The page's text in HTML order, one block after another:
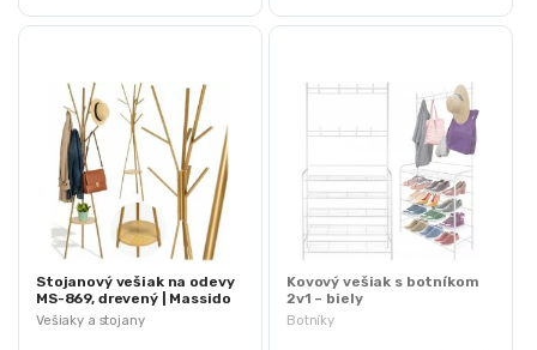
Vešiaky a stojany
Stojanový vešiak na odevy
MS-869, drevený | Massido
Botníky
Kovový vešiak s botníkom
2v1 – biely